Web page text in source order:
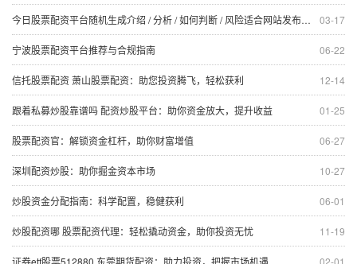
03-17
今日股票配资平台随机生成介绍 / 分析 / 如何判断 / 风险适合网站发布不超30字的标题
06-22
宁波股票配资平台推荐与合规指南
12-14
信托股票配资 萧山股票配资：助您投资腾飞，轻松获利
01-25
跟着私募炒股靠谱吗 配资炒股平台：助你资金放大，提升收益
06-27
股票配资官：解锁资金杠杆，助你财富增值
10-27
深圳配资炒股：助你掘金资本市场
06-01
炒股资金分配指南：科学配置，稳健获利
11-19
炒股配资哪 股票配资代理：轻松撬动资金，助你投资无忧
02-01
证券etf股票512880 东莞期货配资：助力投资，把握市场机遇